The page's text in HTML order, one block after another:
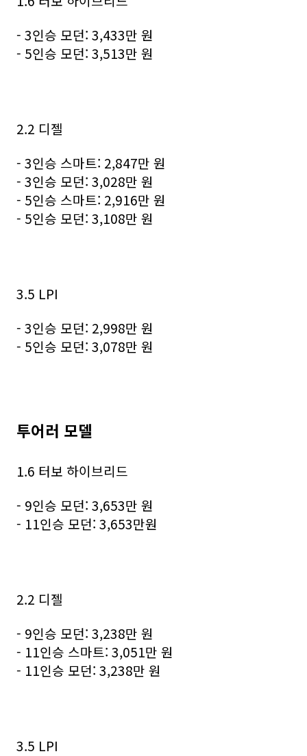
- 3인승 모던: 3,433만 원
- 5인승 모던: 3,513만 원
2.2 디젤
- 3인승 스마트: 2,847만 원
- 3인승 모던: 3,028만 원
- 5인승 스마트: 2,916만 원
- 5인승 모던: 3,108만 원
3.5 LPI
- 3인승 모던: 2,998만 원
- 5인승 모던: 3,078만 원
투어러 모델
1.6 터보 하이브리드
- 9인승 모던: 3,653만 원
- 11인승 모던: 3,653만원
2.2 디젤
- 9인승 모던: 3,238만 원
- 11인승 스마트: 3,051만 원
- 11인승 모던: 3,238만 원
3.5 LPI